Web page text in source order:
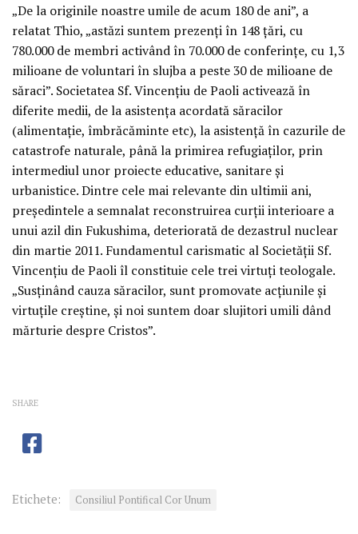
„De la originile noastre umile de acum 180 de ani”, a
relatat Thio, „astăzi suntem prezenţi în 148 ţări, cu
780.000 de membri activând în 70.000 de conferinţe, cu 1,3
milioane de voluntari în slujba a peste 30 de milioane de
săraci”. Societatea Sf. Vincenţiu de Paoli activează în
diferite medii, de la asistenţa acordată săracilor
(alimentaţie, îmbrăcăminte etc), la asistenţă în cazurile de
catastrofe naturale, până la primirea refugiaţilor, prin
intermediul unor proiecte educative, sanitare şi
urbanistice. Dintre cele mai relevante din ultimii ani,
preşedintele a semnalat reconstruirea curţii interioare a
unui azil din Fukushima, deteriorată de dezastrul nuclear
din martie 2011. Fundamentul carismatic al Societăţii Sf.
Vincenţiu de Paoli îl constituie cele trei virtuţi teologale.
„Susţinând cauza săracilor, sunt promovate acţiunile şi
virtuţile creştine, şi noi suntem doar slujitori umili dând
mărturie despre Cristos”.
SHARE
Etichete: Consiliul Pontifical Cor Unum